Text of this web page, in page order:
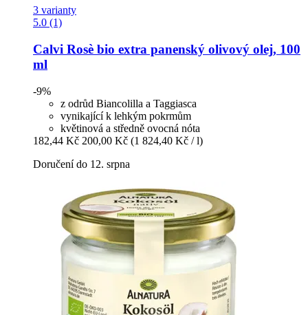
3 varianty
5.0 (1)
Calvi Rosè bio extra panenský olivový olej, 100
ml
-9%
z odrůd Biancolilla a Taggiasca
vynikající k lehkým pokrmům
květinová a středně ovocná nóta
182,44 Kč 200,00 Kč (1 824,40 Kč / l)
Doručení do 12. srpna